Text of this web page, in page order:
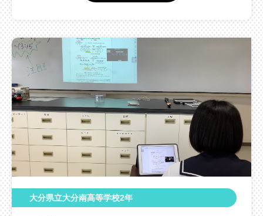
大分県立大分南高等学校2年